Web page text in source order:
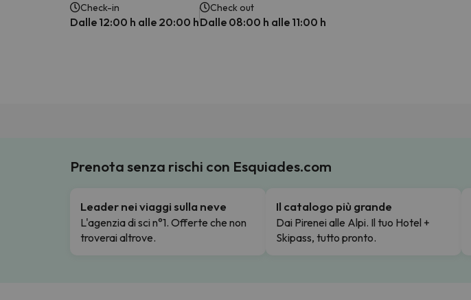
Check-in
Dalle 12:00 h alle 20:00 h
Check out
Dalle 08:00 h alle 11:00 h
Prenota senza rischi con Esquiades.com
Leader nei viaggi sulla neve
L'agenzia di sci n°1. Offerte che non
troverai altrove.
Il catalogo più grande
Dai Pirenei alle Alpi. Il tuo Hotel +
Skipass, tutto pronto.